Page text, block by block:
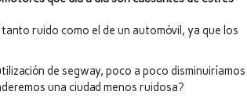
ruido como el de un automóvil, ya que los
de segway, poco a poco disminuiríamos
una ciudad menos ruidosa?